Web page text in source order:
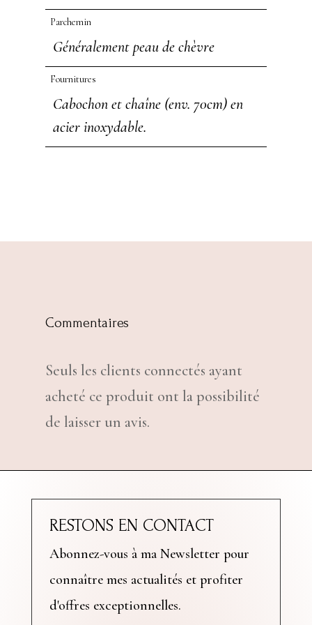
Parchemin
Généralement peau de chèvre
Fournitures
Cabochon et chaîne (env. 70cm) en
acier inoxydable.
Commentaires
Seuls les clients connectés ayant
acheté ce produit ont la possibilité
de laisser un avis.
RESTONS EN CONTACT
Abonnez-vous à ma Newsletter pour
connaître mes actualités et profiter
d'offres exceptionnelles.